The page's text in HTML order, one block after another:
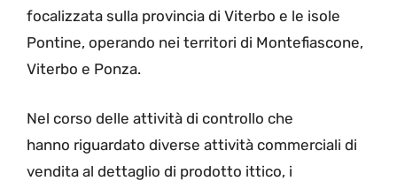
focalizzata sulla provincia di Viterbo e le isole
Pontine, operando nei territori di Montefiascone,
Viterbo e Ponza.
Nel corso delle attività di controllo che
hanno riguardato diverse attività commerciali di
vendita al dettaglio di prodotto ittico, i